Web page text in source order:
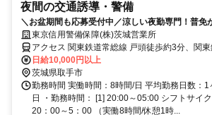
夜間の交通誘導・警備
＼お盆期間も応募受付中／涼しい夜勤専門！普免
給1万円】★入社祝金20万円｜週払いOK｜週2日~
東京信用警備保障(株)茨城営業所
アクセス 関東鉄道常総線 戸頭徒歩約3分、関
歩約11分、関東鉄道常総線 南守谷徒歩約16分
OK｜車・バイク通勤可
日給10,000円以上
茨城県取手市
勤務時間 実働時間：8時間/日 平均勤務日数：
日 ・勤務時間： [1] 20:00～05:00 シフトサイク
20：00～5：00 （実働8時間/休憩1時...